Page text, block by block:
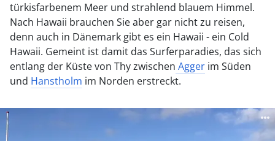
türkisfarbenem Meer und strahlend blauem Himmel.
Nach Hawaii brauchen Sie aber gar nicht zu reisen,
denn auch in Dänemark gibt es ein Hawaii - ein Cold
Hawaii. Gemeint ist damit das Surferparadies, das sich
entlang der Küste von Thy zwischen Agger im Süden
und Hanstholm im Norden erstreckt.